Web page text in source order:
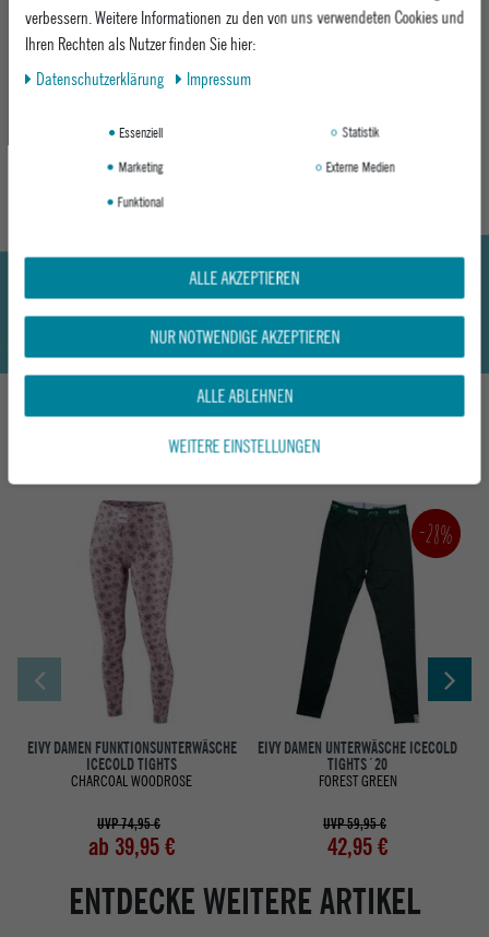
DISCOVER
DAS KÖNNTE DIR AUCH GEFALLEN
EIVY DAMEN FUNKTIONSUNTERWÄSCHE
ICECOLD TIGHTS
CHARCOAL WOODROSE
UVP 74,95 €
ab 39,95 €
-28%
EIVY DAMEN UNTERWÄSCHE ICECOLD
TIGHTS´20
FOREST GREEN
UVP 59,95 €
42,95 €
ENTDECKE WEITERE ARTIKEL
verbessern. Weitere Informationen zu den von uns verwendeten Cookies und
Ihren Rechten als Nutzer finden Sie hier:
Daten­schutz­erklärung
Impressum
Essenziell
Statistik
Marketing
Externe Medien
Funktional
ALLE AKZEPTIEREN
NUR NOTWENDIGE AKZEPTIEREN
ALLE ABLEHNEN
WEITERE EINSTELLUNGEN